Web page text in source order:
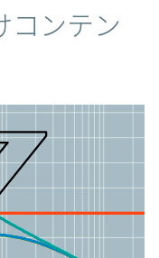
コンテン